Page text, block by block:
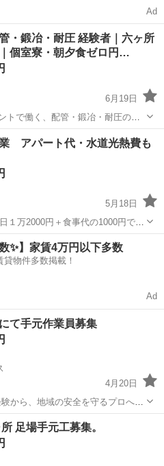
Ad
・鍛冶・耐圧 経験者｜六ヶ所
個室寮・朝夕食ゼロ円…
6月19日
トで働く、配管・鍛冶・耐圧の経
ョンです。 勤務地は、青森県上北
保険
アパート代・水道光熱費も
5月18日
万2000円＋食事代の1000円で1
他 社会保険
✨】家賃4万円以下多数
貸物件多数掲載！
Ad
て手元作業員募集
4月20日
。 静かな作業、確かなやりがい。
【仕事内容】 •
他 業務
出張 青森六ヶ所 足場手元工募集。